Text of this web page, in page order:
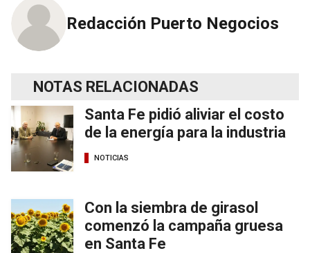
Redacción Puerto Negocios
NOTAS RELACIONADAS
Santa Fe pidió aliviar el costo
de la energía para la industria
NOTICIAS
Con la siembra de girasol
comenzó la campaña gruesa
en Santa Fe